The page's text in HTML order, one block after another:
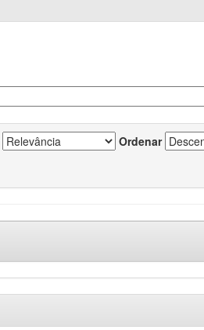
Ordenar